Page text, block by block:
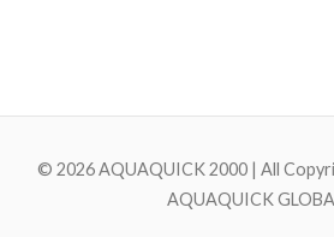
© 2026 AQUAQUICK 2000 | All
AQUAQUICK